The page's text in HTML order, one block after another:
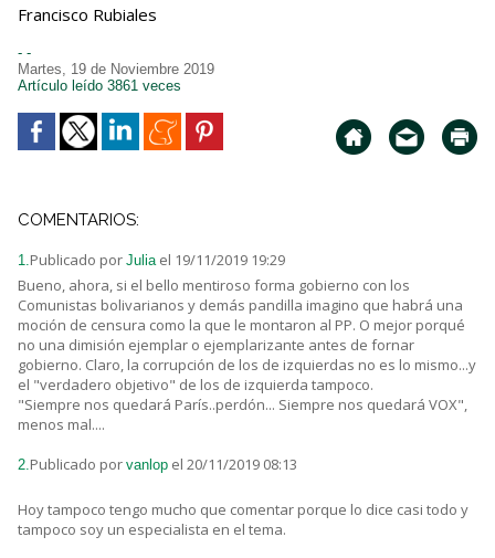
Francisco Rubiales
- -
Martes, 19 de Noviembre 2019
Artículo leído 3861 veces
COMENTARIOS:
1.Publicado por Julia el 19/11/2019 19:29
Bueno, ahora, si el bello mentiroso forma gobierno con los
Comunistas bolivarianos y demás pandilla imagino que habrá una
moción de censura como la que le montaron al PP. O mejor porqué
no una dimisión ejemplar o ejemplarizante antes de fornar
gobierno. Claro, la corrupción de los de izquierdas no es lo mismo...y
el "verdadero objetivo" de los de izquierda tampoco.
"Siempre nos quedará París..perdón... Siempre nos quedará VOX",
menos mal....
2.Publicado por vanlop el 20/11/2019 08:13
Hoy tampoco tengo mucho que comentar porque lo dice casi todo y
tampoco soy un especialista en el tema.